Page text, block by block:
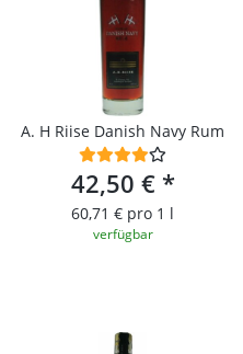
A. H Riise Danish Navy Rum
42,50 € *
60,71 € pro 1 l
verfügbar